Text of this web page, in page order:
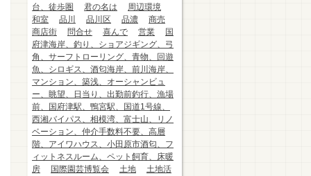
台、徒歩圏
君の名は
周辺環境
和室
品川 品川区 品濃
商売
商店街
問合せ 喜んで 営業
国
府津海岸、釣り、ショアジギング、弓
角、サーフトローリング、青物、回遊
魚、シロギス、酒匂海岸、前川海岸、
マンション、築浅、オーシャンビュ
ー、眺望、日当り、出勤前釣行、漁場
前、国府津駅、鴨宮駅、国道1号線、
西湘バイパス、相模湾、富士山、リノ
ベーション、仲介手数料不要、高層
階、アイワハウス、小田原市酒匂、フ
ィットネスルーム、ペット飼育、床暖
房
国際園芸博覧会 土地
土地活